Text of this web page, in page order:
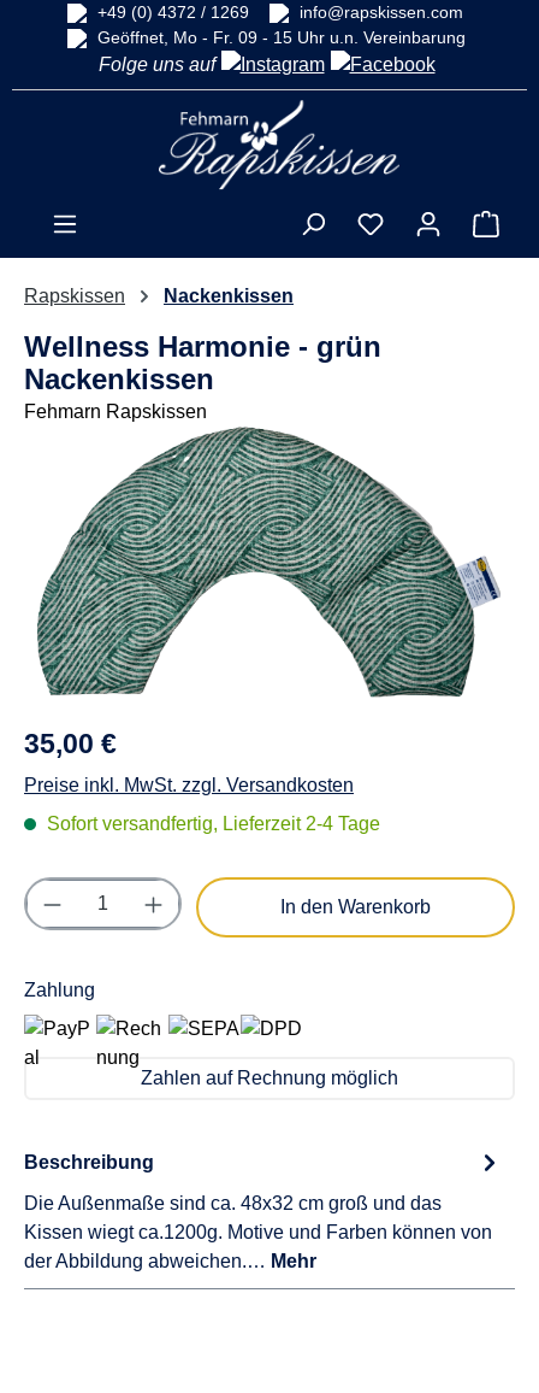
springen
+49 (0) 4372 / 1269
info@rapskissen.com
Geöffnet, Mo - Fr. 09 - 15 Uhr u.n. Vereinbarung
Folge uns auf
Rapskissen Nackenkissen
Wellness Harmonie - grün
Nackenkissen
Fehmarn Rapskissen
Bildergalerie überspringen
35,00 €
Preise inkl. MwSt. zzgl. Versandkosten
Sofort versandfertig, Lieferzeit 2-4 Tage
Produkt Anzahl: Gib den gewünschten
In den Warenkorb
Zahlung
Zahlen auf Rechnung möglich
Beschreibung
Die Außenmaße sind ca. 48x32 cm groß und das
Kissen wiegt ca.1200g. Motive und Farben können von
der Abbildung abweichen.… Mehr